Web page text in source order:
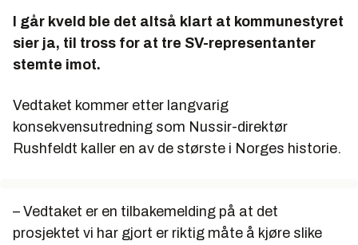
I går kveld ble det altså klart at kommunestyret
sier ja, til tross for at tre SV-representanter
stemte imot.
Vedtaket kommer etter langvarig
konsekvensutredning som Nussir-direktør
Rushfeldt kaller en av de største i Norges historie.
– Vedtaket er en tilbakemelding på at det
prosjektet vi har gjort er riktig måte å kjøre slike